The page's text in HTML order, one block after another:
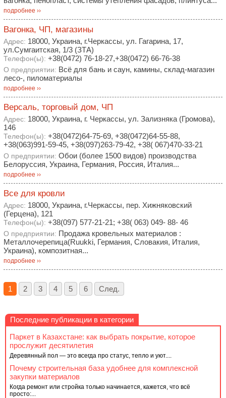
подробнее ››
Вагонка, ЧП, магазины
Адрес: 18000, Украина, г.Черкассы, ул. Гагарина, 17,
ул.Сумгаитская, 1/3 (ЗТА)
Телефон(ы): +38(0472) 76-18-27,+38(0472) 66-76-38
О предприятии: Всё для бань и саун, камины, склад-магазин
лесо-, пиломатериалы
подробнее ››
Версаль, торговый дом, ЧП
Адрес: 18000, Украина, г. Черкассы, ул. Зализняка (Громова),
146
Телефон(ы): +38(0472)64-75-69, +38(0472)64-55-88,
+38(063)991-59-45, +38(097)263-79-42, +38( 067)470-33-21
О предприятии: Обои (более 1500 видов) производства
Белоруссия, Украина, Германия, Россия, Италия...
подробнее ››
Все для кровли
Адрес: 18000, Украина, г.Черкассы, пер. Хижняковский
(Герцена), 121
Телефон(ы): +38(097) 577-21-21; +38( 063) 049- 88- 46
О предприятии: Продажа кровельных материалов :
Металлочерепица(Ruukki, Германия, Словакия, Италия,
Украина), композитная...
подробнее ››
1 2 3 4 5 6 След.
Последние публикации в категории
Паркет в Казахстане: как выбрать покрытие, которое
прослужит десятилетия
Деревянный пол — это всегда про статус, тепло и уют....
Почему строительная база удобнее для комплексной
закупки материалов
Когда ремонт или стройка только начинается, кажется, что всё
просто:...